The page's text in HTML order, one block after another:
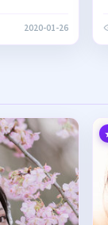
2020-01-26